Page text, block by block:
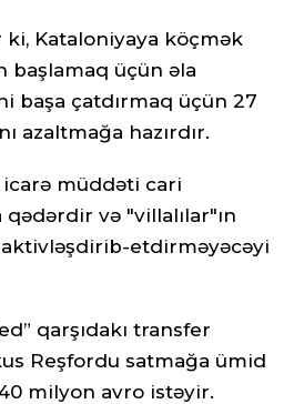
Kataloniyaya köçmək
başlamaq üçün əla
başa çatdırmaq üçün 27
azaltmağa hazırdır.
müddəti cari
və "villalılar"ın
etdirməyəcəyi
qarşıdakı transfer
Reşfordu satmağa ümid
milyon avro istəyir.